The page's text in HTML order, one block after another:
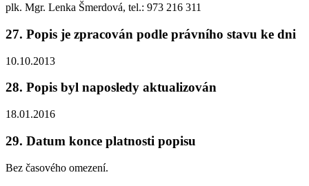
plk. Mgr. Lenka Šmerdová, tel.: 973 216 311
27. Popis je zpracován podle právního stavu ke dni
10.10.2013
28. Popis byl naposledy aktualizován
18.01.2016
29. Datum konce platnosti popisu
Bez časového omezení.